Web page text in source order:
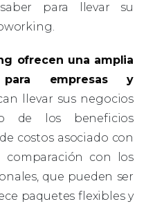
para llevar su
ofrecen una amplia
empresas y
llevar sus negocios
de los beneficios
costos asociado con
comparación con los
que pueden ser
paquetes flexibles y